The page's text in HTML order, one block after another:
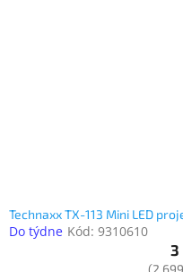
Technaxx TX-113 Mini LED
Do týdne Kód: 9310610
3